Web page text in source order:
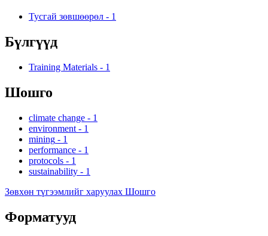
Тусгай зөвшөөрөл - 1
Бүлгүүд
Training Materials - 1
Шошго
climate change - 1
environment - 1
mining - 1
performance - 1
protocols - 1
sustainability - 1
Зөвхөн түгээмлийг харуулах Шошго
Форматууд